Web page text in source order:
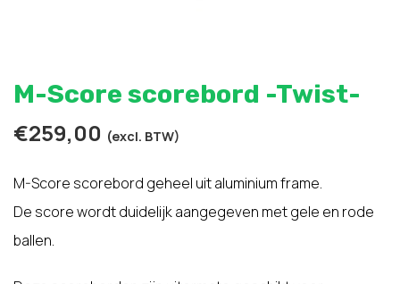
M-Score scorebord -Twist-
€259,00 (excl. BTW)
M-Score scorebord geheel uit aluminium frame.
De score wordt duidelijk aangegeven met gele en rode
ballen.